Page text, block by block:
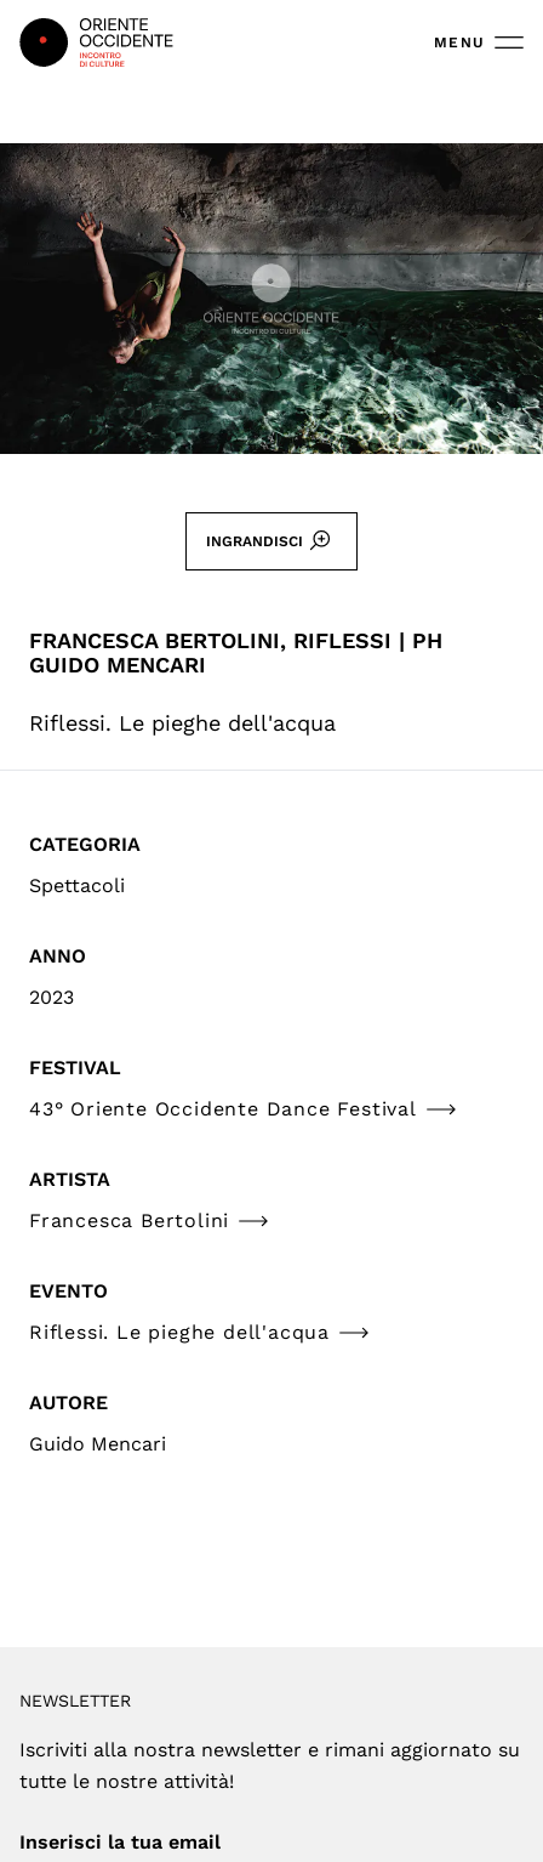
Oriente Occidente MENU
INGRANDISCI
FRANCESCA BERTOLINI, RIFLESSI | PH
GUIDO MENCARI
Riflessi. Le pieghe dell'acqua
CATEGORIA
Spettacoli
ANNO
2023
FESTIVAL
43° Oriente Occidente Dance Festival
ARTISTA
Francesca Bertolini
EVENTO
Riflessi. Le pieghe dell'acqua
AUTORE
Guido Mencari
NEWSLETTER
Iscriviti alla nostra newsletter e rimani aggiornato su
tutte le nostre attività!
Inserisci la tua email